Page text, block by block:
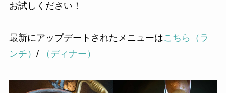
お試しください！
最新にアップデートされたメニューはこちら（ラ
ンチ） / （ディナー）